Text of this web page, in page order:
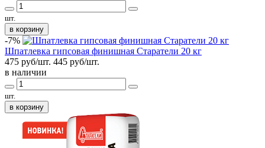
шт.
в корзину
-7%
Шпатлевка гипсовая финишная Старатели 20 кг
475 руб/шт. 445 руб/шт.
в наличии
шт.
в корзину